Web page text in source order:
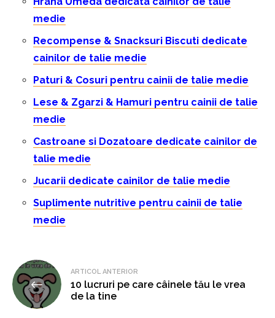
medie
Recompense & Snacksuri Biscuti dedicate
cainilor de talie medie
Paturi & Cosuri pentru cainii de talie medie
Lese & Zgarzi & Hamuri pentru cainii de talie
medie
Castroane si Dozatoare dedicate cainilor de
talie medie
Jucarii dedicate cainilor de talie medie
Suplimente nutritive pentru cainii de talie
medie
Navigare
în
articole
ARTICOL ANTERIOR
10 lucruri pe care câinele tău le vrea
de la tine